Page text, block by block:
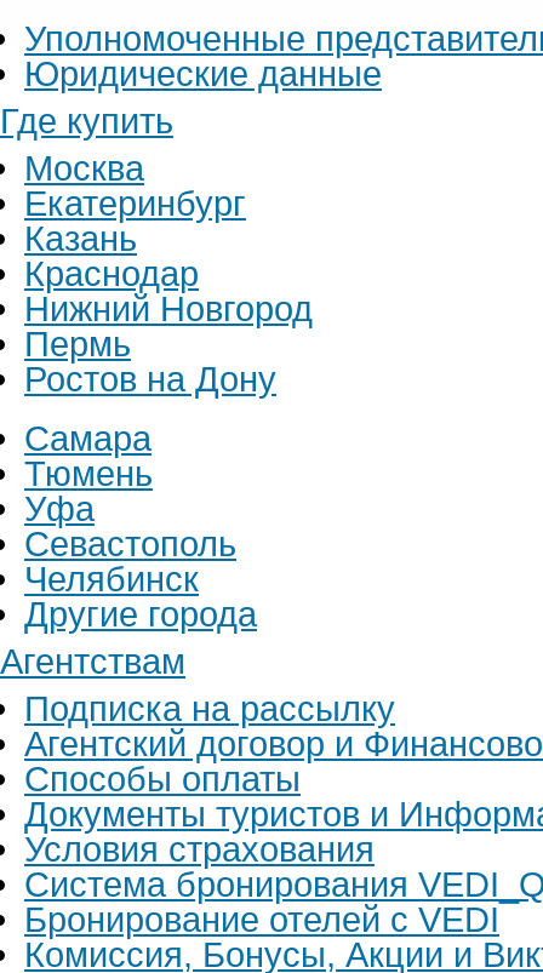
Уполномоченные
Юридические данные
Где купить
Москва
Екатеринбург
Казань
Краснодар
Нижний Новгород
Пермь
Ростов на Дону
Самара
Тюмень
Уфа
Севастополь
Челябинск
Другие города
Агентствам
Подписка на рассылку
Агентский договор и
Способы оплаты
Документы туристов и
Условия страхования
Система бронирования
Бронирование отелей с VEDI
Комиссия, Бонусы, Акции и